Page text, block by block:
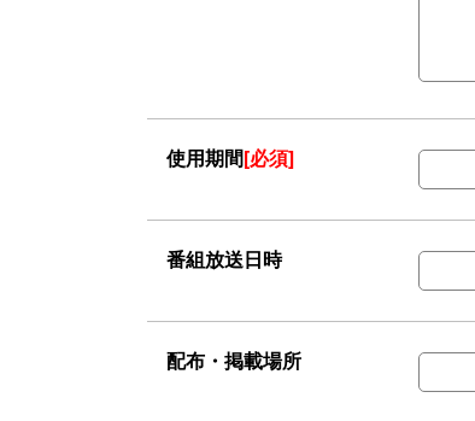
使用期間[必須]
番組放送日時
配布・掲載場所